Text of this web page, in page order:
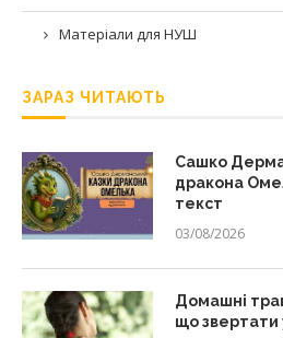
Матеріали для НУШ
ЗАРАЗ ЧИТАЮТЬ
Сашко
дракона
текст
03/08/2026
Домашні
що звертати